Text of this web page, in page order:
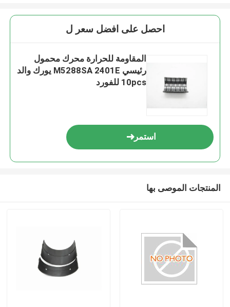
احصل على افضل سعر ل
المقاومة للحرارة محرك محمول
رئيسي M5288SA 2401E يورك والد
10pcs للفورد
استمر
المنتجات الموصى بها